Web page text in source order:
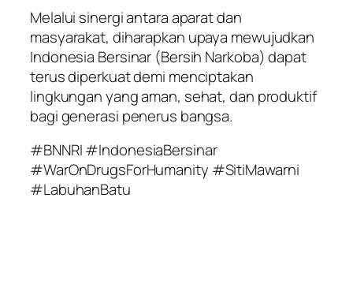
Melalui sinergi antara aparat dan
masyarakat, diharapkan upaya mewujudkan
Indonesia Bersinar (Bersih Narkoba) dapat
terus diperkuat demi menciptakan
lingkungan yang aman, sehat, dan produktif
bagi generasi penerus bangsa.
#BNNRI #IndonesiaBersinar
#WarOnDrugsForHumanity #SitiMawarni
#LabuhanBatu